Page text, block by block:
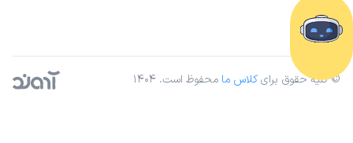
© کلیه حقوق برایکلاس ما محفوظ است. ۱۴۰۴